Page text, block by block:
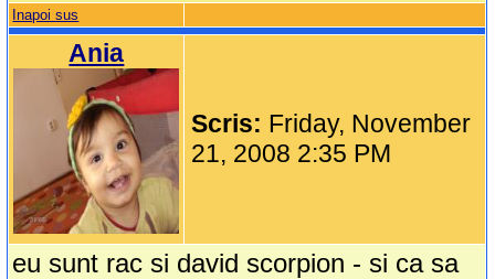
Inapoi sus
Ania
Scris: Friday, November
21, 2008 2:35 PM
eu sunt rac si david scorpion - si ca sa